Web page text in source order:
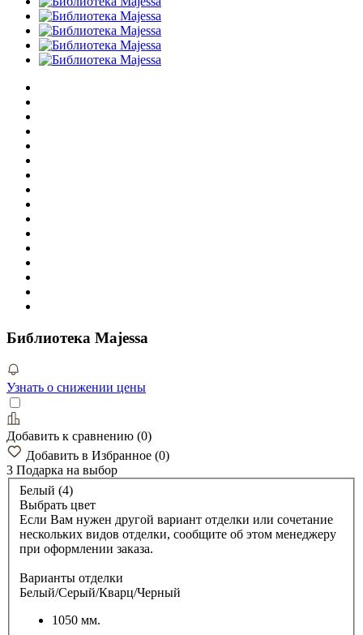
Библиотека Majessa
Узнать о снижении цены
Добавить к сравнению (0)
Добавить в Избранное (0)
3 Подарка на выбор
Белый (4)
Выбрать цвет
Если Вам нужен другой вариант отделки или сочетание
нескольких видов отделки, сообщите об этом менеджеру
при оформлении заказа.
Варианты отделки
Белый/Серый/Кварц/Черный
1050 мм.